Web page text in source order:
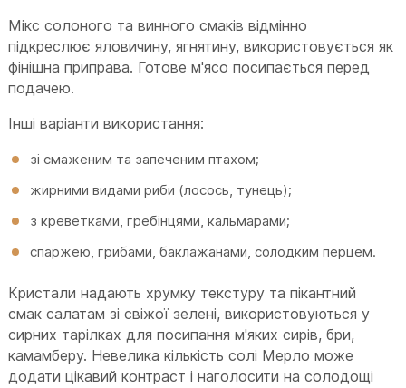
Мікс солоного та винного смаків відмінно
підкреслює яловичину, ягнятину, використовується як
фінішна приправа. Готове м'ясо посипається перед
подачею.
Інші варіанти використання:
зі смаженим та запеченим птахом;
жирними видами риби (лосось, тунець);
з креветками, гребінцями, кальмарами;
спаржею, грибами, баклажанами, солодким перцем.
Кристали надають хрумку текстуру та пікантний
смак салатам зі свіжої зелені, використовуються у
сирних тарілках для посипання м'яких сирів, бри,
камамберу. Невелика кількість солі Мерло може
додати цікавий контраст і наголосити на солодощі